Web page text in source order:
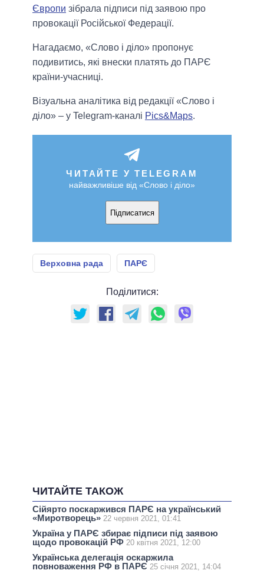
Європи зібрала підписи під заявою про
провокації Російської Федерації.
Нагадаємо, «Слово і діло» пропонує
подивитись, які внески платять до ПАРЄ
країни-учасниці.
Візуальна аналітика від редакції «Слово і
діло» – у Telegram-каналі Pics&Maps.
ЧИТАЙТЕ У TELEGRAM
найважливіше від «Слово і діло»
Підписатися
Верховна рада ПАРЄ
Поділитися:
ЧИТАЙТЕ ТАКОЖ
Сійярто поскаржився ПАРЄ на український
«Миротворець» 22 червня 2021, 01:41
Україна у ПАРЄ збирає підписи під заявою
щодо провокацій РФ 20 квітня 2021, 12:00
Українська делегація оскаржила
повноваження РФ в ПАРЄ 25 січня 2021, 14:04